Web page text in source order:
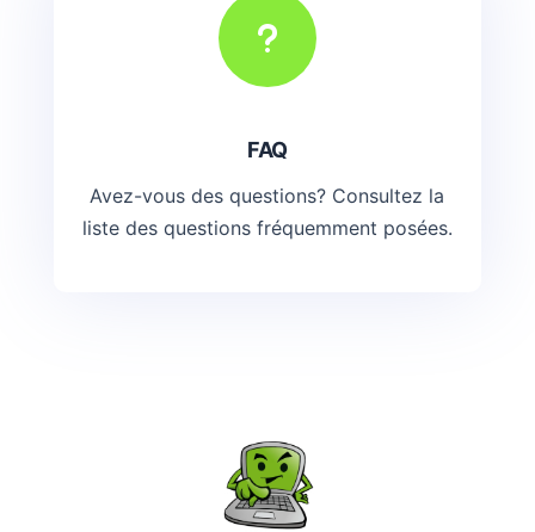
u
FAQ
Avez-vous des questions? Consultez la
liste des questions fréquemment posées.